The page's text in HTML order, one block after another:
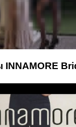
INNAMORE